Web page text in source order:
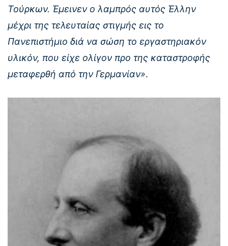
Τούρκων. Έμεινεν ο λαμπρός αυτός Έλλην
μέχρι της τελευταίας στιγμής εις το
Πανεπιστήμιο διά να σώση το εργαστηριακόν
υλικόν, που είχε ολίγον προ της καταστροφής
μεταφερθή από την Γερμανίαν».